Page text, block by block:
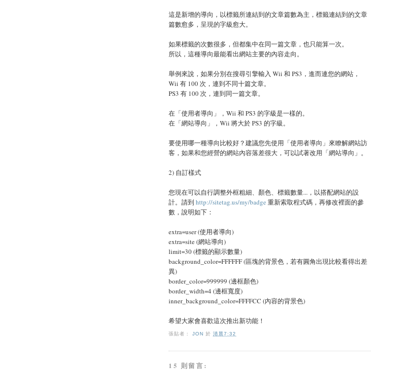
這是新增的導向，以標籤所連結到的文章篇數為主，標籤連結到的文章
篇數愈多，呈現的字級愈大。
如果標籤的次數很多，但都集中在同一篇文章，也只能算一次。
所以，這種導向最能看出網站主要的內容走向。
舉例來說，如果分別在搜尋引擎輸入 Wii 和 PS3，進而連您的網站，
Wii 有 100 次，連到不同十篇文章。
PS3 有 100 次，連到同一篇文章。
在「使用者導向」，Wii 和 PS3 的字級是一樣的。
在「網站導向」，Wii 將大於 PS3 的字級。
要使用哪一種導向比較好？建議您先使用「使用者導向」來瞭解網站訪
客，如果和您經營的網站內容落差很大，可以試著改用「網站導向」。
2) 自訂樣式
您現在可以自行調整外框粗細、顏色、標籤數量...，以搭配網站的設
計。請到 http://sitetag.us/my/badge 重新索取程式碼，再修改裡面的參
數，說明如下：
extra=user (使用者導向)
extra=site (網站導向)
limit=30 (標籤的顯示數量)
background_color=FFFFFF (區塊的背景色，若有圓角出現比較看得出差
異)
border_color=999999 (邊框顏色)
border_width=4 (邊框寬度)
inner_background_color=FFFFCC (內容的背景色)
希望大家會喜歡這次推出新功能！
張貼者：JON 於清晨7:32
15 則留言: